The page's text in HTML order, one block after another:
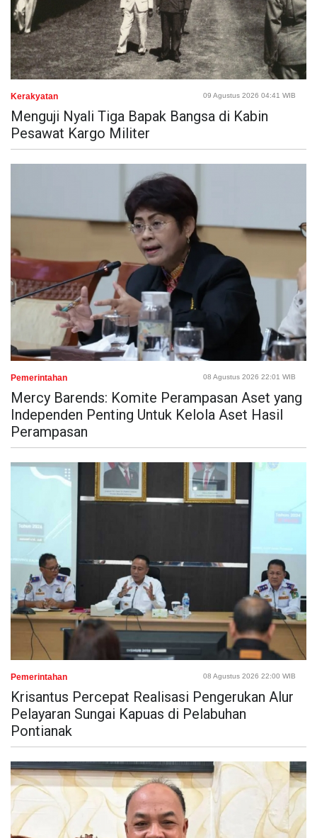
Kerakyatan 09 Agustus 2026 04:41 WIB
Menguji Nyali Tiga Bapak Bangsa di Kabin
Pesawat Kargo Militer
Pemerintahan 08 Agustus 2026 22:01 WIB
Mercy Barends: Komite Perampasan Aset yang
Independen Penting Untuk Kelola Aset Hasil
Perampasan
Pemerintahan 08 Agustus 2026 22:00 WIB
Krisantus Percepat Realisasi Pengerukan Alur
Pelayaran Sungai Kapuas di Pelabuhan
Pontianak